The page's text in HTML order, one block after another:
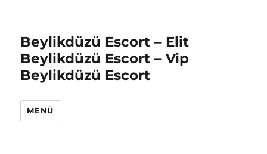
Beylikdüzü Escort – Elit
Beylikdüzü Escort – Vip
Beylikdüzü Escort
MENÜ